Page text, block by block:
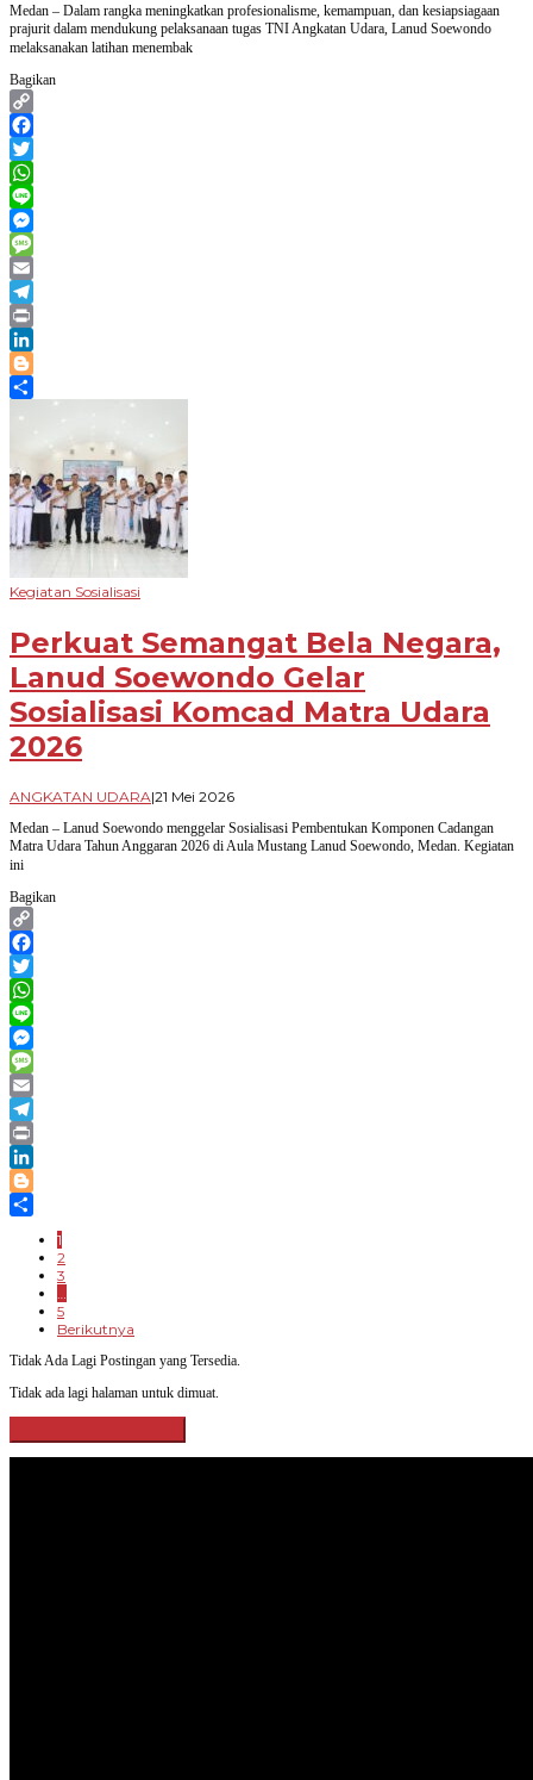
Harhara
Medan – Dalam rangka meningkatkan profesionalisme, kemampuan, dan kesiapsiagaan
prajurit dalam mendukung pelaksanaan tugas TNI Angkatan Udara, Lanud Soewondo
melaksanakan latihan menembak
Bagikan
Copy
Link
Facebook
Twitter
WhatsApp
Line
Messenger
Message
Email
Telegram
Print
LinkedIn
Blogger
Kegiatan Sosialisasi
Perkuat Semangat Bela Negara,
Lanud Soewondo Gelar
Sosialisasi Komcad Matra Udara
2026
ANGKATAN UDARA|21 Mei 2026oleh
Harhara
Medan – Lanud Soewondo menggelar Sosialisasi Pembentukan Komponen Cadangan
Matra Udara Tahun Anggaran 2026 di Aula Mustang Lanud Soewondo, Medan. Kegiatan
ini
Bagikan
Copy
Link
Facebook
Twitter
WhatsApp
Line
Messenger
Message
Email
Telegram
Print
LinkedIn
Blogger
1
2
3
5
Berikutnya
Tidak Ada Lagi Postingan yang Tersedia.
Tidak ada lagi halaman untuk dimuat.